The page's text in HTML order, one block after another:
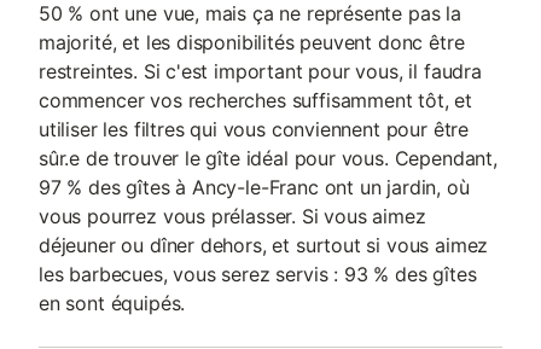
50 % ont une vue, mais ça ne représente pas la
majorité, et les disponibilités peuvent donc être
restreintes. Si c'est important pour vous, il faudra
commencer vos recherches suffisamment tôt, et
utiliser les filtres qui vous conviennent pour être
sûr.e de trouver le gîte idéal pour vous. Cependant,
97 % des gîtes à Ancy-le-Franc ont un jardin, où
vous pourrez vous prélasser. Si vous aimez
déjeuner ou dîner dehors, et surtout si vous aimez
les barbecues, vous serez servis : 93 % des gîtes
en sont équipés.